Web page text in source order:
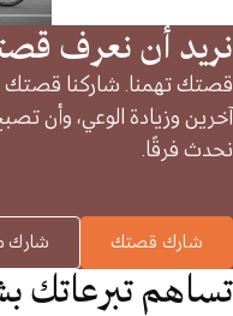
نريد أن نعرف
قصتك تهمنا. شاركنا قصتك
آخرين وزيادة الوعي، وأن
نحدث فرقًا.
شارك قصتك شارك
تساهم تبرعاتك